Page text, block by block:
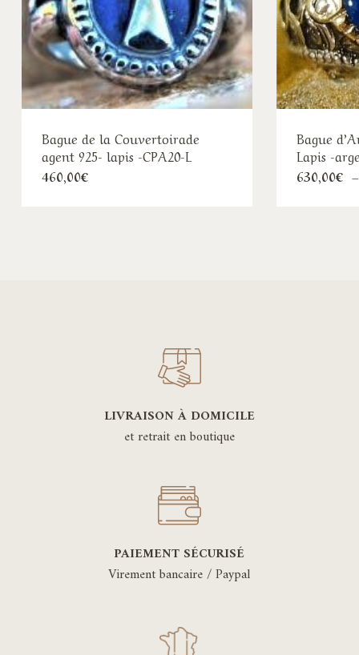
Bague de la Couvertoirade
agent 925- lapis -CPA20-L
460,00€
Bague
Lapis -
630,00€
LIVRAISON À DOMICILE
et retrait en boutique
PAIEMENT SÉCURISÉ
Virement bancaire / Paypal